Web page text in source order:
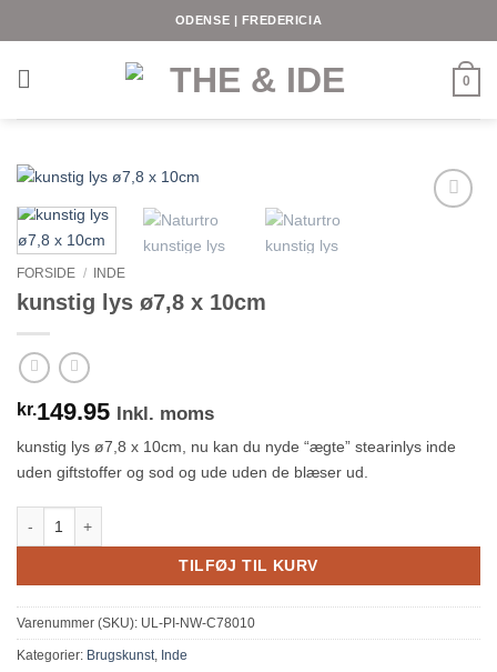
ODENSE | FREDERICIA
0
FORSIDE / INDE
kunstig lys ø7,8 x 10cm
kr. 149.95 Inkl. moms
kunstig lys ø7,8 x 10cm, nu kan du nyde “ægte” stearinlys inde
uden giftstoffer og sod og ude uden de blæser ud.
TILFØJ TIL KURV
Varenummer (SKU): UL-PI-NW-C78010
Kategorier: Brugskunst Inde